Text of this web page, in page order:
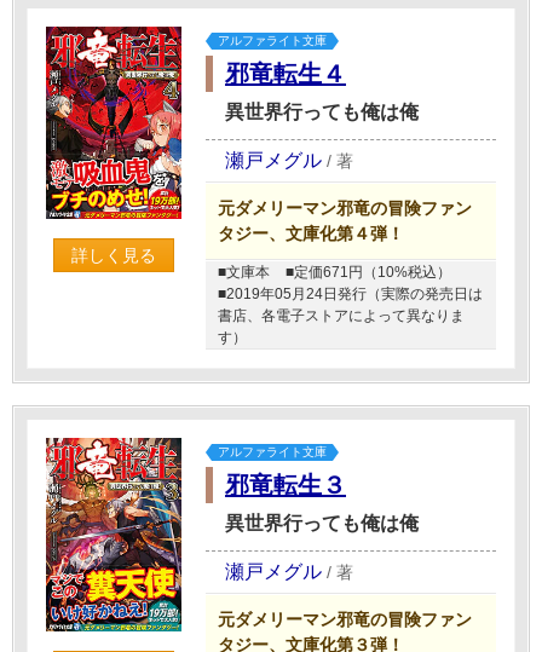
詳しく見る
アルファライト文庫
邪竜転生４
異世界行っても俺は俺
瀬戸メグル / 著
元ダメリーマン邪竜の冒険ファン
タジー、文庫化第４弾！
■文庫本
■定価671円（10%税込）
■2019年05月24日発行（実際の発売日は
書店、各電子ストアによって異なりま
す）
アルファライト文庫
邪竜転生３
異世界行っても俺は俺
瀬戸メグル / 著
元ダメリーマン邪竜の冒険ファン
タジー、文庫化第３弾！